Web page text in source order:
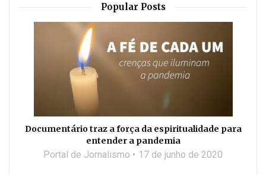
Popular Posts
Documentário traz a força da espiritualidade para
entender a pandemia
Portal de Jornalismo 17 de junho de 2020